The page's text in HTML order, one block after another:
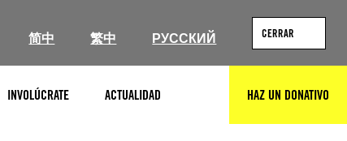
简中 繁中 РУССКИЙ CERRAR
INVOLÚCRATE ACTUALIDAD HAZ UN DONATIVO